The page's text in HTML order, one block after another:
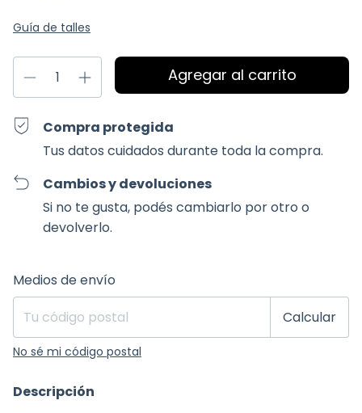
Guía de talles
Compra protegida
Tus datos cuidados durante toda la compra.
Cambios y devoluciones
Si no te gusta, podés cambiarlo por otro o
devolverlo.
Entregas para el CP:
Medios de envío
Calcular
No sé mi código postal
Descripción